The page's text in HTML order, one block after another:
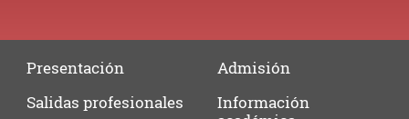
Presentación
Admisión
Salidasprofesionales
Información